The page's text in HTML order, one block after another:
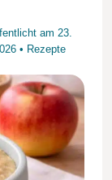
am 23.
• Rezepte